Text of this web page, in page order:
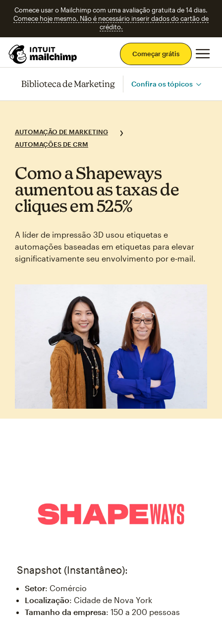
Comece usar o Mailchimp com uma avaliação gratuita de 14 dias.
Comece hoje mesmo. Não é necessário inserir dados do cartão de
crédito.
Começar grátis
Biblioteca de Marketing Confira os tópicos
AUTOMAÇÃO DE MARKETING
AUTOMAÇÕES DE CRM
Como a Shapeways
aumentou as taxas de
cliques em 525%
A líder de impressão 3D usou etiquetas e
automações baseadas em etiquetas para elevar
significativamente seu envolvimento por e‑mail.
Snapshot (Instantâneo):
Setor: Comércio
Localização: Cidade de Nova York
Tamanho da empresa: 150 a 200 pessoas